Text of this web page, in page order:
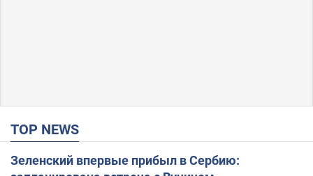
TOP NEWS
Зеленский впервые прибыл в Сербию: